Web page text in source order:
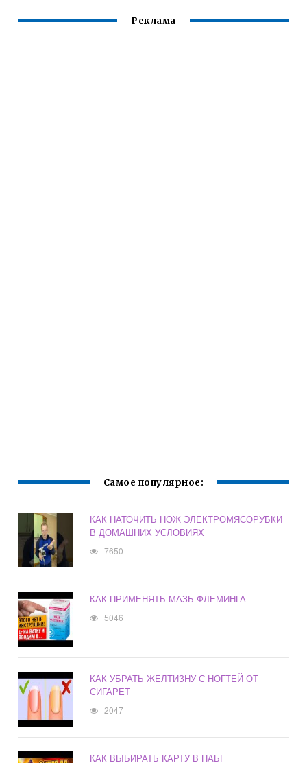
Реклама
Самое популярное:
КАК НАТОЧИТЬ НОЖ ЭЛЕКТРОМЯСОРУБКИ
В ДОМАШНИХ УСЛОВИЯХ
7650
КАК ПРИМЕНЯТЬ МАЗЬ ФЛЕМИНГА
5046
КАК УБРАТЬ ЖЕЛТИЗНУ С НОГТЕЙ ОТ
СИГАРЕТ
2047
КАК ВЫБИРАТЬ КАРТУ В ПАБГ